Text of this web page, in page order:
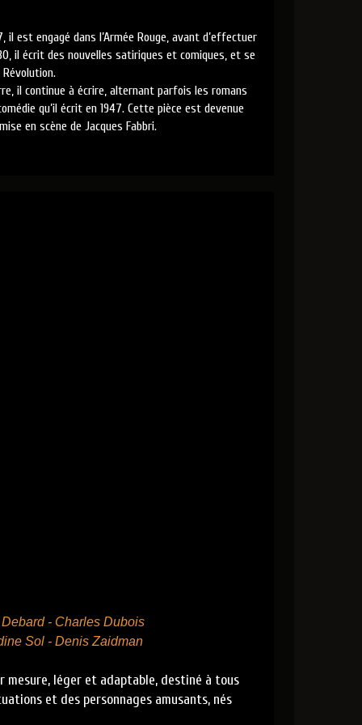
est engagé dans l’Armée Rouge, avant d’effectuer
il écrit des nouvelles satiriques et comiques, et se
il continue à écrire, alternant parfois les romans
qu’il écrit en 1947. Cette pièce est devenue
en scène de Jacques Fabbri.
- Charles Dubois
Sol - Denis Zaidman
mesure, léger et adaptable, destiné à tous
et des personnages amusants, nés